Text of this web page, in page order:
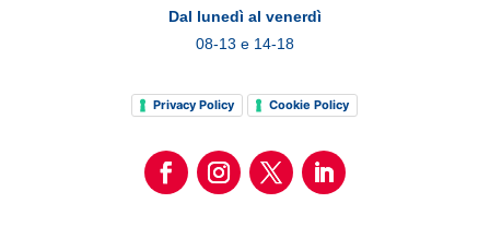
Dal lunedì al venerdì
08-13 e 14-18
Privacy Policy Cookie Policy